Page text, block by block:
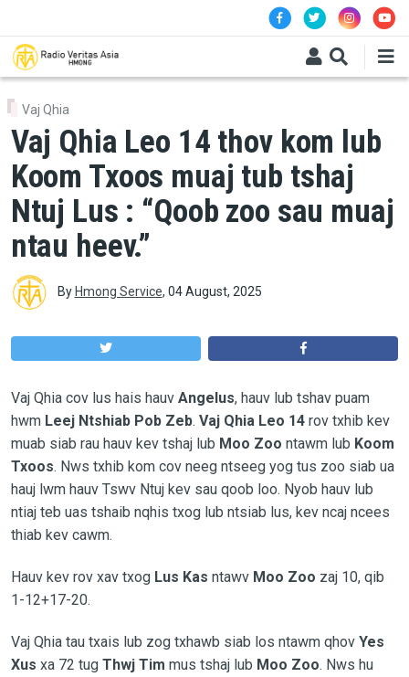
Vaj Qhia
Vaj Qhia Leo 14 thov kom lub
Koom Txoos muaj tub tshaj
Ntuj Lus : “Qoob zoo sau muaj
ntau heev.”
By Hmong Service, 04 August, 2025
Vaj Qhia cov lus hais hauv Angelus, hauv lub tshav puam
hwm Leej Ntshiab Pob Zeb. Vaj Qhia Leo 14rov txhib kev
muab siab rau hauv kev tshaj lub Moo Zoo ntawm lub Koom
Txoos. Nws txhib kom cov neeg ntseeg yog tus zoo siab ua
hauj lwm hauv Tswv Ntuj kev sau qoob loo. Nyob hauv lub
ntiaj teb uas tshaib nqhis txog lub ntsiab lus, kev ncaj ncees
thiab kev cawm.
Hauv kev rov xav txog Lus Kas ntawv Moo Zoo zaj 10, qib
1-12+17-20.
Vaj Qhia tau txais lub zog txhawb siab los ntawm qhov Yes
Xus xa 72 tug Thwj Tim mus tshaj lub Moo Zoo. Nws hu